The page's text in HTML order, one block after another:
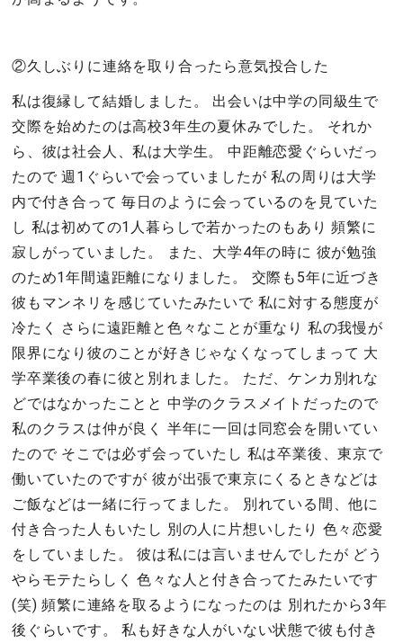
②久しぶりに連絡を取り合ったら意気投合した
私は復縁して結婚しました。 出会いは中学の同級生で
交際を始めたのは高校3年生の夏休みでした。 それか
ら、彼は社会人、私は大学生。 中距離恋愛ぐらいだっ
たので 週1ぐらいで会っていましたが 私の周りは大学
内で付き合って 毎日のように会っているのを見ていた
し 私は初めての1人暮らしで若かったのもあり 頻繁に
寂しがっていました。 また、大学4年の時に 彼が勉強
のため1年間遠距離になりました。 交際も5年に近づき
彼もマンネリを感じていたみたいで 私に対する態度が
冷たく さらに遠距離と色々なことが重なり 私の我慢が
限界になり彼のことが好きじゃなくなってしまって 大
学卒業後の春に彼と別れました。 ただ、ケンカ別れな
どではなかったことと 中学のクラスメイトだったので
私のクラスは仲が良く 半年に一回は同窓会を開いてい
たので そこでは必ず会っていたし 私は卒業後、東京で
働いていたのですが 彼が出張で東京にくるときなどは
ご飯などは一緒に行ってました。 別れている間、他に
付き合った人もいたし 別の人に片想いしたり 色々恋愛
をしていました。 彼は私には言いませんでしたが どう
やらモテたらしく 色々な人と付き合ってたみたいです
(笑) 頻繁に連絡を取るようになったのは 別れたから3年
後ぐらいです。 私も好きな人がいない状態で彼も付き